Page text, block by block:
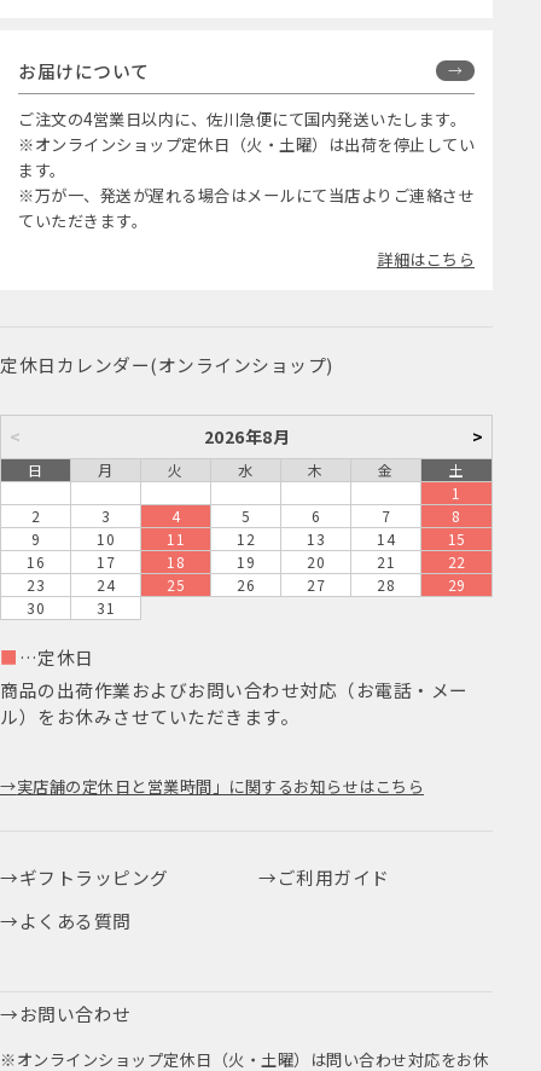
お届けについて
ご注文の4営業日以内に、佐川急便にて国内発送いたします。
※オンラインショップ定休日（火・土曜）は出荷を停止してい
ます。
※万が一、発送が遅れる場合はメールにて当店よりご連絡させ
ていただきます。
詳細はこちら
定休日カレンダー(オンラインショップ)
< 2026年8月 >
日 月 火 水 木 金
土
1
2
3 4 5 6 7
8
9
10 11 12 13 14
15
16
17 18 19 20 21
22
23
24 25 26 27 28
29
30
31
■ …定休日
商品の出荷作業およびお問い合わせ対応（お電話・メー
ル）をお休みさせていただきます。
実店舗の定休日と営業時間」に関するお知らせはこちら
ギフトラッピング
ご利用ガイド
よくある質問
お問い合わせ
※オンラインショップ定休日（火・土曜）は問い合わせ対応をお休